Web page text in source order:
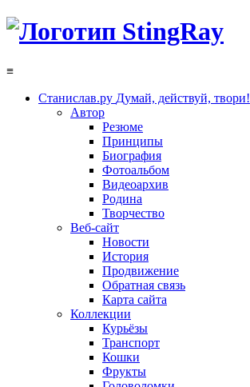
≡
Станислав.ру Думай, действуй, твори!
Автор
Резюме
Принципы
Биография
Фотоальбом
Видеоархив
Родина
Творчество
Веб-сайт
Новости
История
Продвижение
Обратная связь
Карта сайта
Коллекции
Курьёзы
Транспорт
Кошки
Фрукты